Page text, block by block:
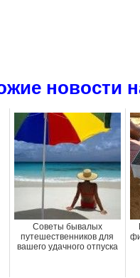
новости
Советы бывалых
путешественников для
вашего удачного отпуска